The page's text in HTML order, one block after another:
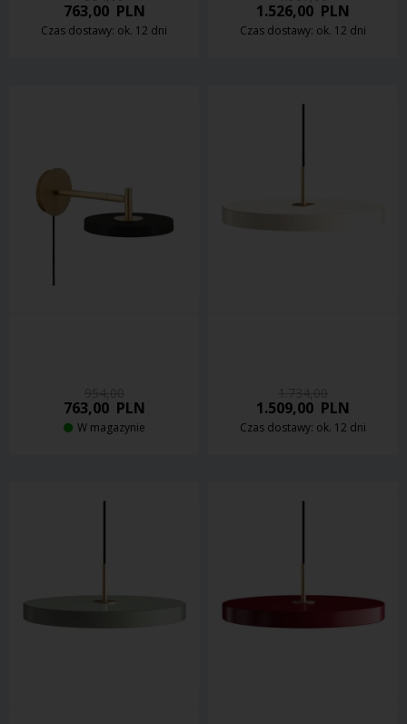
763,00PLN
Czas dostawy: ok. 12 dni
1.526,00 PLN
Czas dostawy: ok. 12 dni
763,00PLN
W magazynie
1.509,00 PLN
Czas dostawy: ok. 12 dni